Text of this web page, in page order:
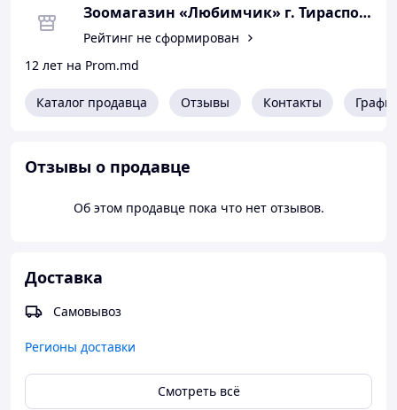
Зоомагазин «Любимчик» г. Тирасполь
Рейтинг не сформирован
12 лет на Prom.md
Каталог продавца Отзывы Контакты
Отзывы о продавце
Об этом продавце пока что нет отзывов.
Доставка
Самовывоз
Регионы доставки
Смотреть всё